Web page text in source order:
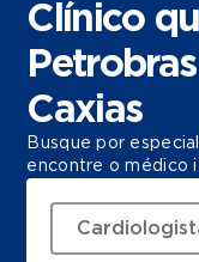
Clínico
Caxias
Busque por
encontre o médico